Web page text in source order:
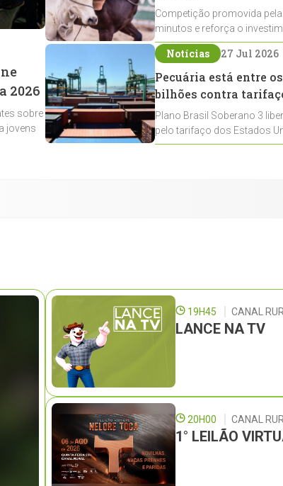
2026
sobre
jovens
Competição promovida
minutos e reforça o
Crioulos voltados ao laço
Notícias 27 Jul 2026
Pecuária está entre
bilhões contra
Plano Brasil Soberano 3
pelo tarifaço dos Estados
contemplados
19H45 CANAL
LANCE NA TV
20H00 CANAL
1° LEILÃO